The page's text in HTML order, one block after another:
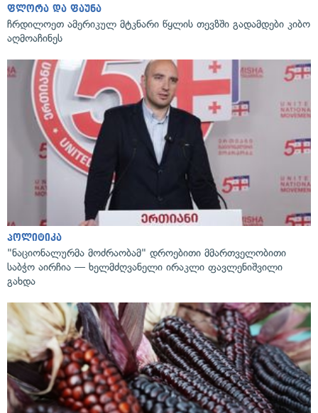
ფლორა და ფაუნა
ჩრდილოეთ ამერიკულ მტკნარი წყლის თევზში გადამდები კიბო
აღმოაჩინეს
პოლიტიკა
"ნაციონალურმა მოძრაობამ" დროებითი მმართველობითი
საბჭო აირჩია — ხელმძღვანელი ირაკლი ფავლენიშვილი
გახდა